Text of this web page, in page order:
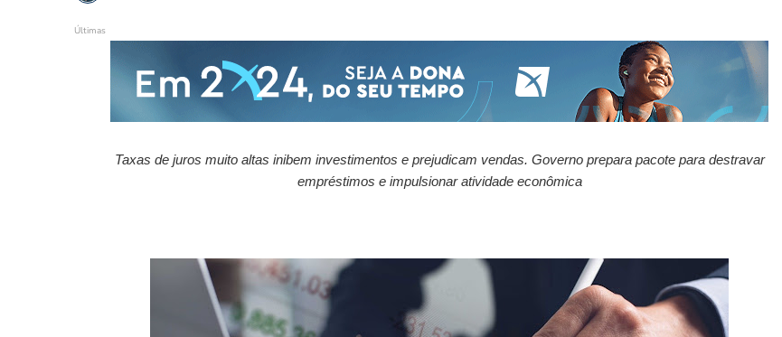
Últimas
Taxas de juros muito altas inibem investimentos e prejudicam vendas. Governo prepara pacote para destravar
empréstimos e impulsionar atividade econômica